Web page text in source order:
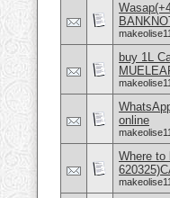
makeolise11
buy 1L
makeolise11
online
makeolise11
Where to
makeolise11